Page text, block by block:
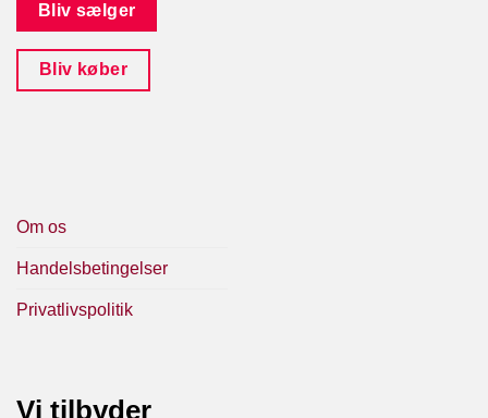
Bliv sælger
Bliv køber
Om os
Handelsbetingelser
Privatlivspolitik
Vi tilbyder